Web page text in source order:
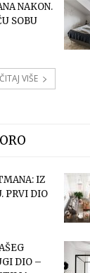
NAKON.
SOBU
VIŠE
IZ
PRVI DIO
DIO –